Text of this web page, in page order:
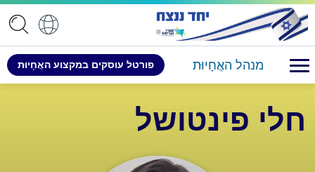
מנהל האֲחָיוּת פורטל ​​עוסקים במקצוע האֲחָיוּת
חלי פינטושל